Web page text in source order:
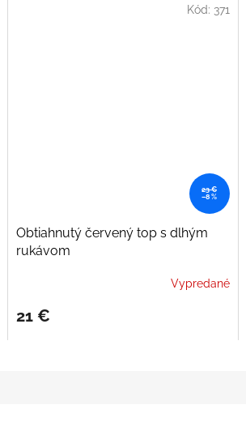
23 €
–8 %
Obtiahnutý červený top s dlhým
rukávom
Vypredané
21 €
Kód: 371